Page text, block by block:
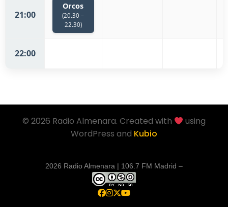
21:00
Orcos
(20.30 –
22.30)
22:00
© 2026 Radio Almenara. Created with
using
WordPress and Kubio
2026 Radio Almenara | 106.7 FM Madrid –